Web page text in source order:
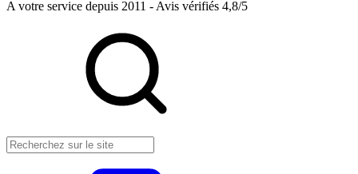
A votre service depuis 2011 - Avis vérifiés 4,8/5